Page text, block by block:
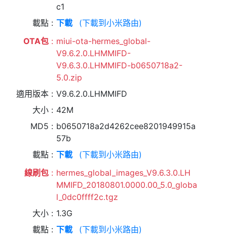
c1
載點
下載
(下載到小米路由)
OTA包
miui-ota-hermes_global-
V9.6.2.0.LHMMIFD-
V9.6.3.0.LHMMIFD-b0650718a2-
5.0.zip
適用版本
V9.6.2.0.LHMMIFD
大小
42M
MD5
b0650718a2d4262cee8201949915a
57b
載點
下載
(下載到小米路由)
線刷包
hermes_global_images_V9.6.3.0.LH
MMIFD_20180801.0000.00_5.0_globa
l_0dc0ffff2c.tgz
大小
1.3G
載點
下載 (下載到小米路由)